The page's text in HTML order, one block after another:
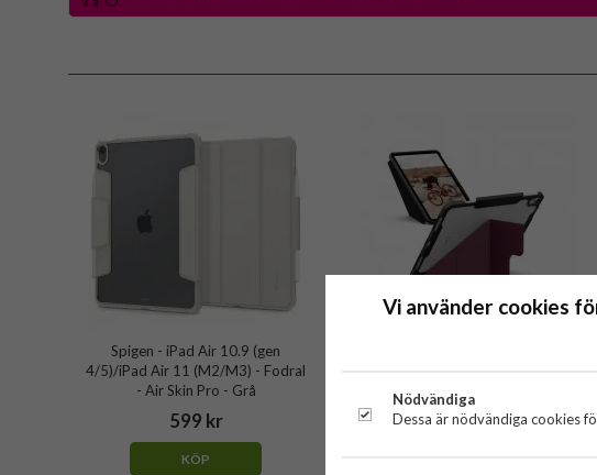
Spigen - iPad Air 10.9 (gen
4/5)/iPad Air 11 (M2/M3) - Fodral
- Air Skin Pro - Grå
599 kr
KÖP
Essential Armor - Bordeaux
699 kr
Vi använder cookies
Nödvändiga
Dessa är nödvändiga cookies